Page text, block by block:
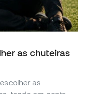
as chuteiras
as